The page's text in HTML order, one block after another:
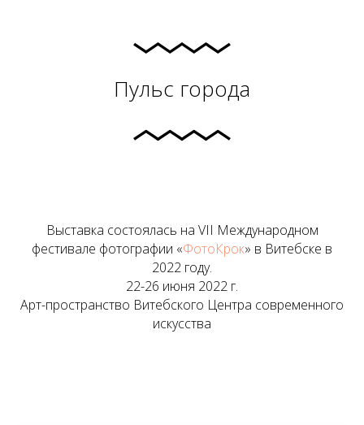
Пульс города
Выставка состоялась на VII Международном
фестивале фотографии «ФотоКрок» в Витебске в
2022 году.
22-26 июня 2022 г.
Арт-пространство Витебского Центра современного
искусства